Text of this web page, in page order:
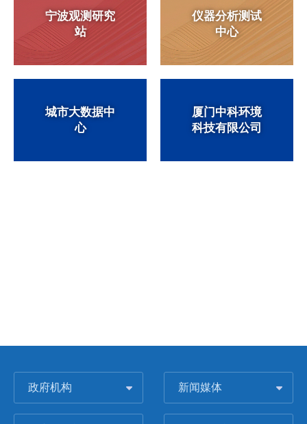
宁波观测研究
站
仪器分析测试
中心
城市大数据中
心
厦门中科环境
科技有限公司
政府机构 新闻媒体